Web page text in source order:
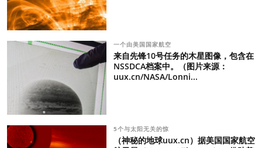
一个由美国国家航空
来自先锋10号任务的木星图像，包含在
NSSDCA档案中。（图片来源：
uux.cn/NASA/Lonni...
5个与太阳无关的惊
（神秘的地球uux.cn）据美国国家航空